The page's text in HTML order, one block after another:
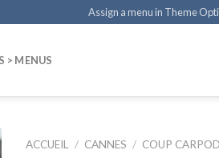
Assign a menu in Theme
> MENUS
ACCUEIL / CANNES / COUP